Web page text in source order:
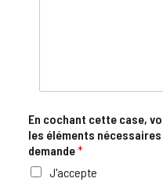
En cochant cette case,
les éléments
demande*
J'accepte